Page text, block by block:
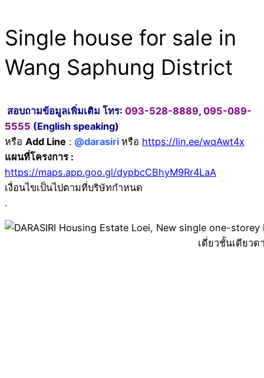
Single house for sale in
Wang Saphung District
สอบถามข้อมูลเพิ่มเติม โทร: 093-528-8889, 095-089-
5555 (English speaking)
หรือ Add Line : @darasiri หรือ https://lin.ee/wqAwt4x
แผนที่โครงการ :
https://maps.app.goo.gl/dypbcCBhyM9Rr4LaA
เงื่อนไขเป็นไปตามที่บริษัทกำหนด
.